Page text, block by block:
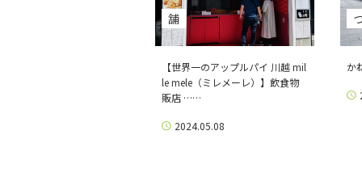
舗
【世界一のアップルパイ 川越 mil
le mele（ミレメーレ）】飲食物
販店 ……
2024.05.08
か